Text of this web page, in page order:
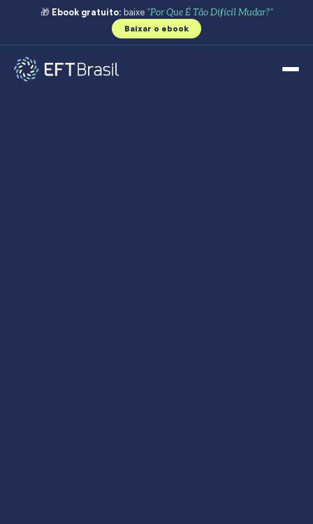
🎁 Ebook gratuito: baixe "Por Que É Tão Difícil Mudar?"
Baixar o ebook